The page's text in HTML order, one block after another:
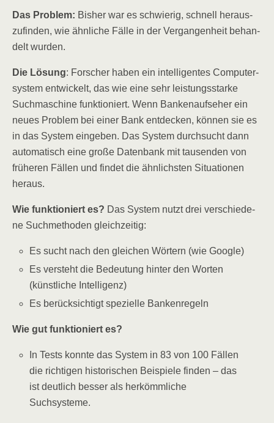
Das Pro­blem: Bis­her war es schwie­rig, schnell her­aus­
zu­fin­den, wie ähn­li­che Fäl­le in der Ver­gan­gen­heit behan­
delt wurden.
Die Lösung: For­scher haben ein intel­li­gen­tes Com­pu­ter­
sys­tem ent­wi­ckelt, das wie eine sehr leis­tungs­star­ke
Such­ma­schi­ne funk­tio­niert. Wenn Ban­ken­auf­se­her ein
neu­es Pro­blem bei einer Bank ent­de­cken, kön­nen sie es
in das Sys­tem ein­ge­ben. Das Sys­tem durch­sucht dann
auto­ma­tisch eine gro­ße Daten­bank mit tau­sen­den von
frü­he­ren Fäl­len und fin­det die ähn­lichs­ten Situa­tio­nen
heraus.
Wie funk­tio­niert es? Das Sys­tem nutzt drei ver­schie­de­
ne Such­me­tho­den gleichzeitig:
Es sucht nach den glei­chen Wör­tern (wie Google)
Es ver­steht die Bedeu­tung hin­ter den Wor­ten
(künst­li­che Intelligenz)
Es berück­sich­tigt spe­zi­el­le Bankenregeln
Wie gut funk­tio­niert es?
In Tests konn­te das Sys­tem in 83 von 100 Fäl­len
die rich­ti­gen his­to­ri­schen Bei­spie­le fin­den – das
ist deut­lich bes­ser als her­kömm­li­che
Suchsysteme.